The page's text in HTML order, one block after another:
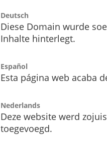
Deutsch
Diese Domain wurde
Inhalte hinterlegt.
Español
Esta página web acaba
Nederlands
Deze website werd
toegevoegd.